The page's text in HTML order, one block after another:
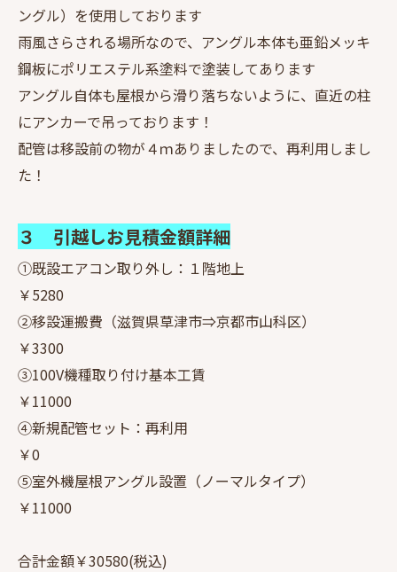
ングル）を使用しております
雨風さらされる場所なので、アングル本体も亜鉛メッキ
鋼板にポリエステル系塗料で塗装してあります
アングル自体も屋根から滑り落ちないように、直近の柱
にアンカーで吊っております！
配管は移設前の物が４ｍありましたので、再利用しまし
た！
３ 引越しお見積金額詳細
①既設エアコン取り外し：１階地上
￥5280
②移設運搬費（滋賀県草津市⇒京都市山科区）
￥3300
③100V機種取り付け基本工賃
￥11000
④新規配管セット：再利用
￥0
⑤室外機屋根アングル設置（ノーマルタイプ）
￥11000
合計金額￥30580(税込)